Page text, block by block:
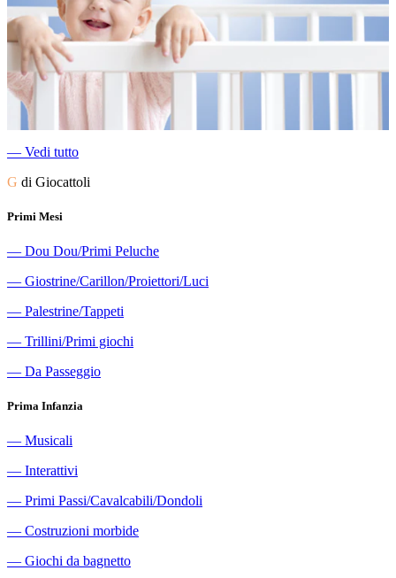
― Vedi tutto
G di Giocattoli
Primi Mesi
― Dou Dou/Primi Peluche
― Giostrine/Carillon/Proiettori/Luci
― Palestrine/Tappeti
― Trillini/Primi giochi
― Da Passeggio
Prima Infanzia
― Musicali
― Interattivi
― Primi Passi/Cavalcabili/Dondoli
― Costruzioni morbide
― Giochi da bagnetto